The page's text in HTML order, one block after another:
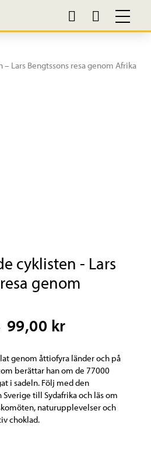
Lars Bengtssons resa genom Afrika
cyklisten - Lars
genom
99,00 kr
genom åttiofyra länder och på
berättar han om de 77000
i sadeln. Följ med den
till Sydafrika och läs om
naturupplevelser och
choklad.